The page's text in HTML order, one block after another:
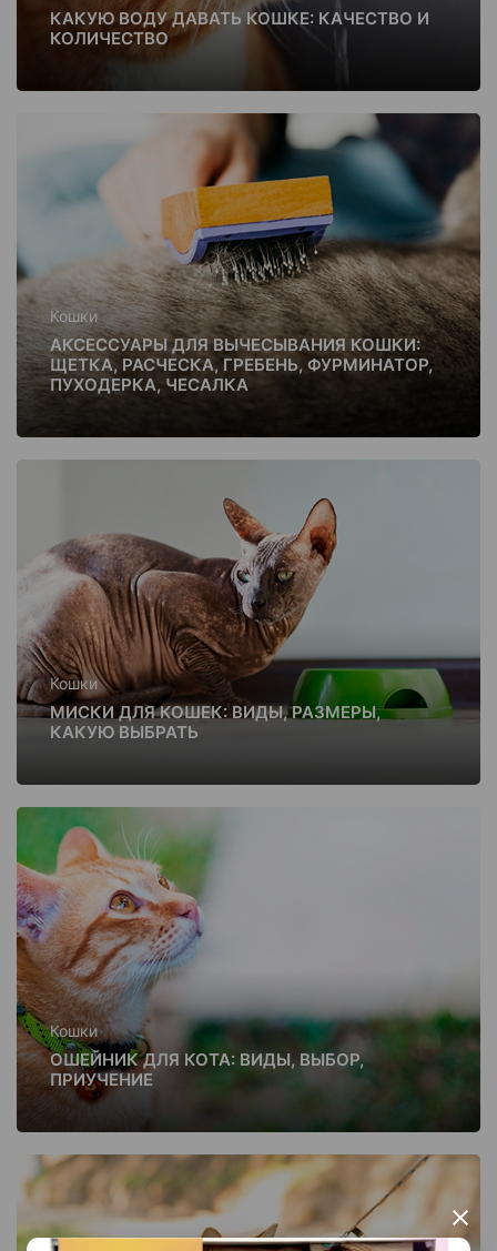
×
КАКУЮ ВОДУ ДАВАТЬ КОШКЕ: КАЧЕСТВО И
КОЛИЧЕСТВО
Кошки
АКСЕССУАРЫ ДЛЯ ВЫЧЕСЫВАНИЯ КОШКИ:
ЩЕТКА, РАСЧЕСКА, ГРЕБЕНЬ, ФУРМИНАТОР,
ПУХОДЕРКА, ЧЕСАЛКА
Кошки
МИСКИ ДЛЯ КОШЕК: ВИДЫ, РАЗМЕРЫ,
КАКУЮ ВЫБРАТЬ
Кошки
ОШЕЙНИК ДЛЯ КОТА: ВИДЫ, ВЫБОР,
ПРИУЧЕНИЕ